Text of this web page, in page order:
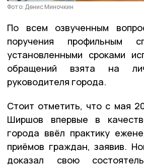
Фото: Денис Миночкин
По всем озвученным
поручения профильным
установленными сроками
обращений взята на
руководителя города.
Стоит отметить, что с мая
Ширшов впервые в
города ввёл практику
приёмов граждан, заявив.
доказал свою